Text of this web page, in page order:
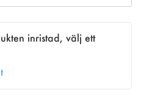
inristad, välj ett